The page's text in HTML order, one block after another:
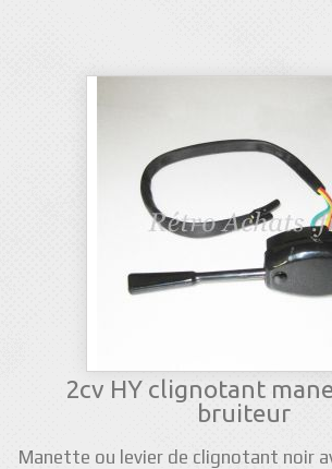
2cv HY clignotant
bruiteur
Manette ou levier de clignotant noir